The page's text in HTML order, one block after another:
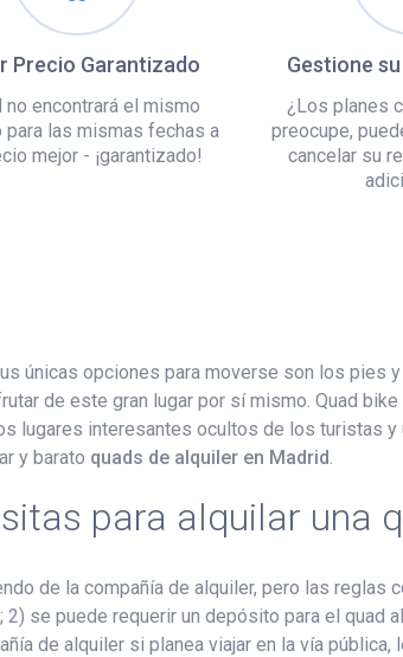
Precio Garantizado
no encontrará el mismo
para las mismas fechas a
mejor - ¡garantizado!
Gestione
¿Los planes
preocupe,
cancelar su
únicas opciones para moverse son los pies
de este gran lugar por sí mismo. Quad
lugares interesantes ocultos de los turistas
y barato quads de alquiler en Madrid
para alquilar una
de la compañía de alquiler, pero las reglas
2) se puede requerir un depósito para el
de alquiler si planea viajar en la vía